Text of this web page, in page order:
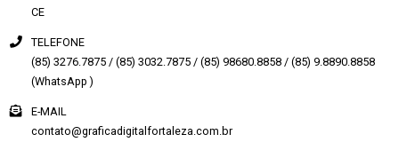
CE
TELEFONE
(85) 3276.7875 / (85) 3032.7875 / (85) 98680.8858 / (85) 9.8890.8858
(WhatsApp )
E-MAIL
contato@graficadigitalfortaleza.com.br